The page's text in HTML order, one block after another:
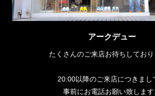
アークデュー
たくさんのご来店お待ちしており
20:00以降のご来店につきまし
事前にお電話お願い致します